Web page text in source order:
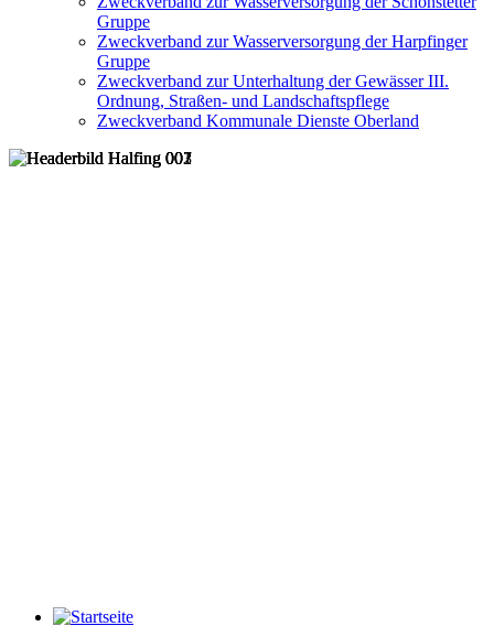
Gruppe
Zweckverband zur Wasserversorgung der Harpfinger
Gruppe
Zweckverband zur Unterhaltung der Gewässer III.
Ordnung, Straßen- und Landschaftspflege
Zweckverband Kommunale Dienste Oberland